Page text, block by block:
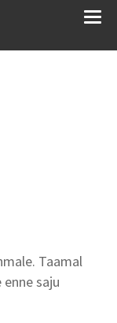
Taamal
saju